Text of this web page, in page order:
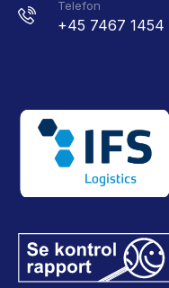
Telefon
+45 7467 1454